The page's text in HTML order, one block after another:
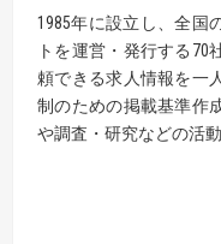
1985年に設立し、全国
トを運営・発行する70
頼できる求人情報を一
制のための掲載基準作
や調査・研究などの活